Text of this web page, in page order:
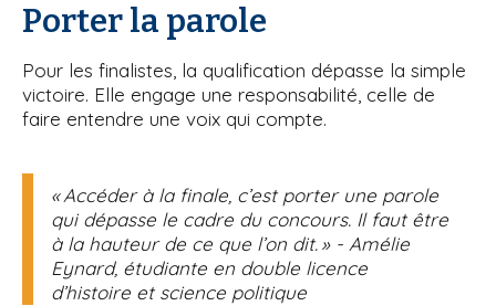
Porter la parole
Pour les finalistes, la qualification dépasse la simple
victoire. Elle engage une responsabilité, celle de
faire entendre une voix qui compte.
« Accéder à la finale, c’est porter une parole
qui dépasse le cadre du concours. Il faut être
à la hauteur de ce que l’on dit. » - Amélie
Eynard, étudiante en double licence
d’histoire et science politique